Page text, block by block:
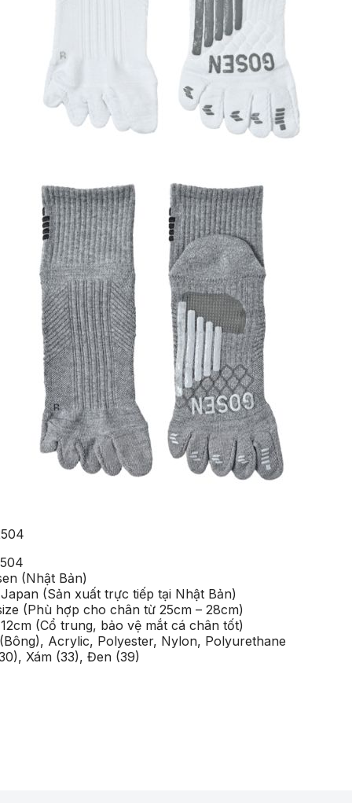
(Nhật Bản)
(Sản xuất trực tiếp tại Nhật Bản)
(Phù hợp cho chân từ 25cm – 28cm)
(Cổ trung, bảo vệ mắt cá chân tốt)
Acrylic, Polyester, Nylon, Polyurethane
Xám (33), Đen (39)